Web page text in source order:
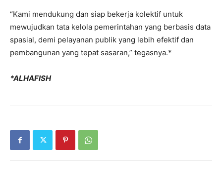
“Kami mendukung dan siap bekerja kolektif untuk
mewujudkan tata kelola pemerintahan yang berbasis data
spasial, demi pelayanan publik yang lebih efektif dan
pembangunan yang tepat sasaran,” tegasnya.*
*ALHAFISH